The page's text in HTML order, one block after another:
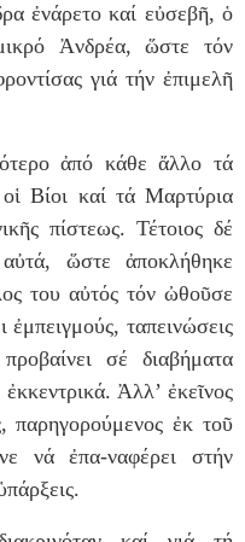
ἐνάρετο καί εὐσεβῆ, ὁ
Ἀνδρέα, ὥστε τόν
γιά τήν ἐπιμελῆ
ἀπό κάθε ἄλλο τά
οἱ Βίοι καί τά Μαρτύρια
πίστεως. Τέτοιος δέ
ὥστε ἀποκλήθηκε
του αὐτός τόν ὠθοῦσε
ταπεινώσεις
σέ διαβήματα
Ἀλλ’ ἐκεῖνος
παρηγορούμενος ἐκ τοῦ
νά ἐπα-ναφέρει στήν